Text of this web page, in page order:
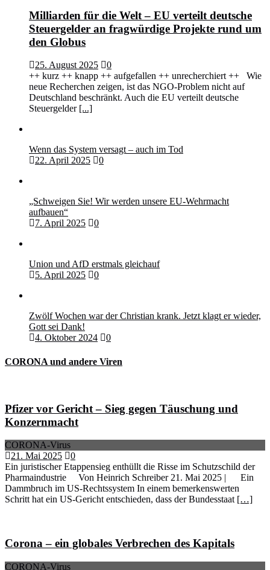
Milliarden für die Welt – EU verteilt deutsche
Steuergelder an fragwürdige Projekte rund um
den Globus
25. August 2025
0
++ kurz ++ knapp ++ aufgefallen ++ unrecherchiert ++ Wie
neue Recherchen zeigen, ist das NGO-Problem nicht auf
Deutschland beschränkt. Auch die EU verteilt deutsche
Steuergelder [...]
Wenn das System versagt – auch im Tod
22. April 2025
0
„Schweigen Sie! Wir werden unsere EU-Wehrmacht
aufbauen“
7. April 2025
0
Union und AfD erstmals gleichauf
5. April 2025
0
Zwölf Wochen war der Christian krank. Jetzt klagt er wieder,
Gott sei Dank!
4. Oktober 2024
0
CORONA und andere Viren
Pfizer vor Gericht – Sieg gegen Täuschung und
Konzernmacht
CORONA-Virus
21. Mai 2025
0
Ein juristischer Etappensieg enthüllt die Risse im Schutzschild der
Pharmaindustrie Von Heinrich Schreiber 21. Mai 2025 | Ein
Dammbruch im US-Rechtssystem In einem bemerkenswerten
Schritt hat ein US-Gericht entschieden, dass der Bundesstaat […]
Corona – ein globales Verbrechen des Kapitals
CORONA-Virus